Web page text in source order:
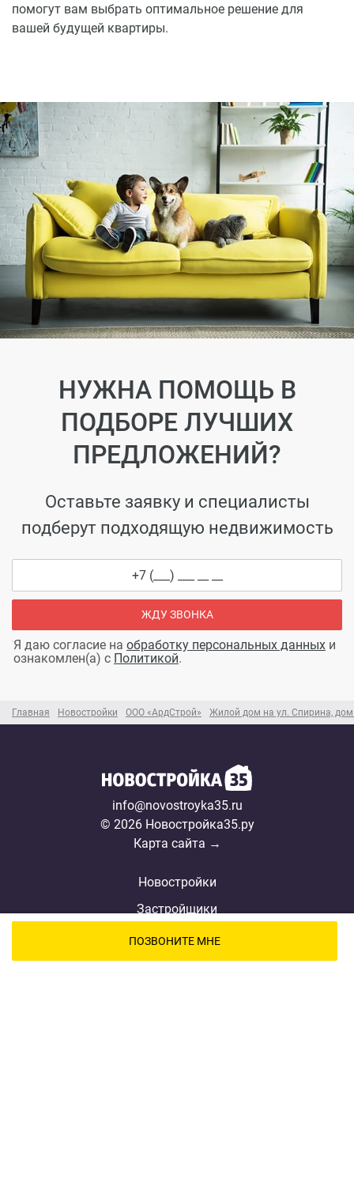
Главная Новостройки ООО «АрдСтрой» Жилой дом на ул. Спирина,
помогут вам выбрать оптимальное решение для
вашей будущей квартиры.
НУЖНА ПОМОЩЬ В
ПОДБОРЕ ЛУЧШИХ
ПРЕДЛОЖЕНИЙ?
Оставьте заявку и специалисты
подберут подходящую недвижимость
ЖДУ ЗВОНКА
Я даю согласие на обработку персональных данных и
ознакомлен(а) с Политикой.
info@novostroyka35.ru
© 2026 Новостройка35.ру
Карта сайта →
Новостройки
Застройщики
Ипотека
Новости
ПОЗВОНИТЕ МНЕ